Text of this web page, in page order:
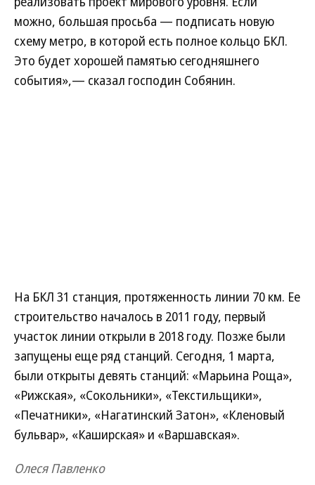
можно, большая просьба — подписать новую
схему метро, в которой есть полное кольцо БКЛ.
Это будет хорошей памятью сегодняшнего
события»,— сказал господин Собянин.
На БКЛ 31 станция, протяженность линии 70 км. Ее
строительство началось в 2011 году, первый
участок линии открыли в 2018 году. Позже были
запущены еще ряд станций. Сегодня, 1 марта,
были открыты девять станций: «Марьина Роща»,
«Рижская», «Сокольники», «Текстильщики»,
«Печатники», «Нагатинский Затон», «Кленовый
бульвар», «Каширская» и «Варшавская».
Олеся Павленко